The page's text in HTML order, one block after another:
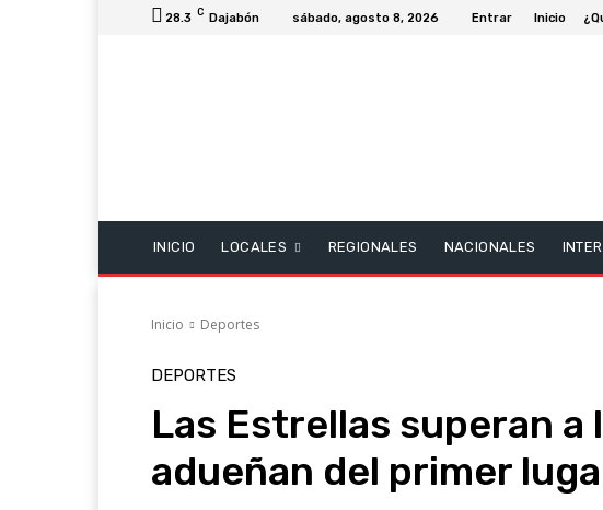
28.3 C Dajabón sábado, agosto 8, 2026 Entrar Inicio
INICIO LOCALES REGIONALES NACIONALES
Inicio Deportes
DEPORTES
Las Estrellas superan a
adueñan del primer